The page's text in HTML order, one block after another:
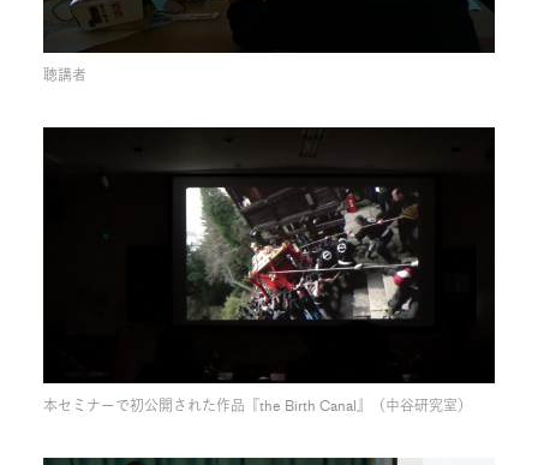
聴講者
本セミナーで初公開された作品『the Birth Canal』（中谷研究室）